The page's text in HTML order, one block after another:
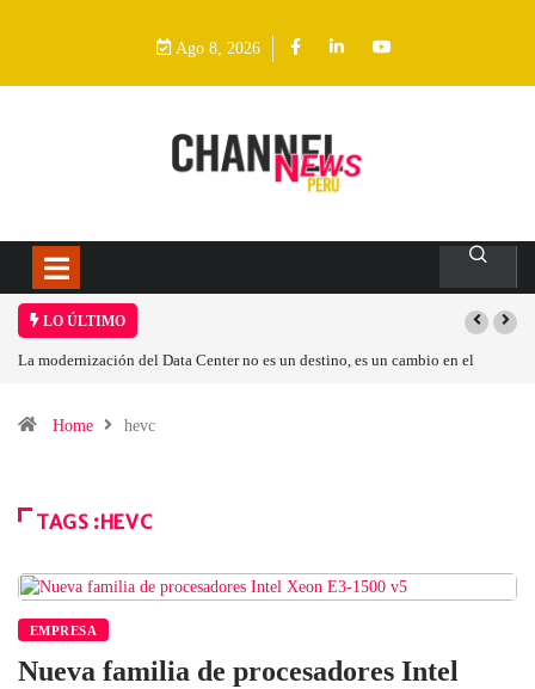
Ago 8, 2026
LO ÚLTIMO
La modernización del Data Center no es un destino, es un cambio en el
Home
hevc
TAGS :HEVC
EMPRESA
Nueva familia de procesadores Intel